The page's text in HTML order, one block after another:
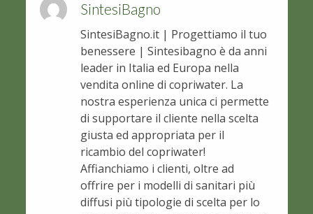
SintesiBagno
SintesiBagno.it | Progettiamo il tuo
benessere | Sintesibagno è da anni
leader in Italia ed Europa nella
vendita online di copriwater. La
nostra esperienza unica ci permette
di supportare il cliente nella scelta
giusta ed appropriata per il
ricambio del copriwater!
Affianchiamo i clienti, oltre ad
offrire per i modelli di sanitari più
diffusi più tipologie di scelta per lo